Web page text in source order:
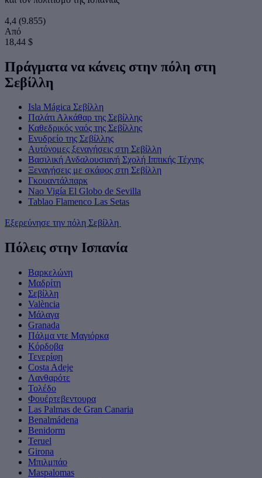
4,4 (9.855)
Από
18,44 $
Πράγματα να κάνεις στην πόλη στη
Σεβίλλη
Isla Mágica Σεβίλλη
Παλάτι Αλκάθαρ της Σεβίλλης
Καθεδρικός ναός της Σεβίλλης
Ενυδρείο της Σεβίλλης
Αυτόνομες ξεναγήσεις στη Σεβίλλη
Βασιλική Ανδαλουσιανή Σχολή Ιππικής Τέχνης
Ξεναγήσεις με σκάφος στη Σεβίλλη
Γκουαντάλπαρκ
Nao Vigía El Globo de Sevilla
Tablao Flamenco Las Setas
Εξερεύνησε την πόλη Σεβίλλη
Πόλεις στην Ισπανία
Βαρκελώνη
Μαδρίτη
Σεβίλλη
València
Μάλαγα
Granada
Πάλμα ντε Μαγιόρκα
Κόρδοβα
Τενερίφη
Costa Adeje
Λανθαρότε
Τολέδο
Φουέρτεβεντουρα
Las Palmas de Gran Canaria
Benalmádena
Benidorm
Teruel
Girona
Μπιλμπάο
Maspalomas